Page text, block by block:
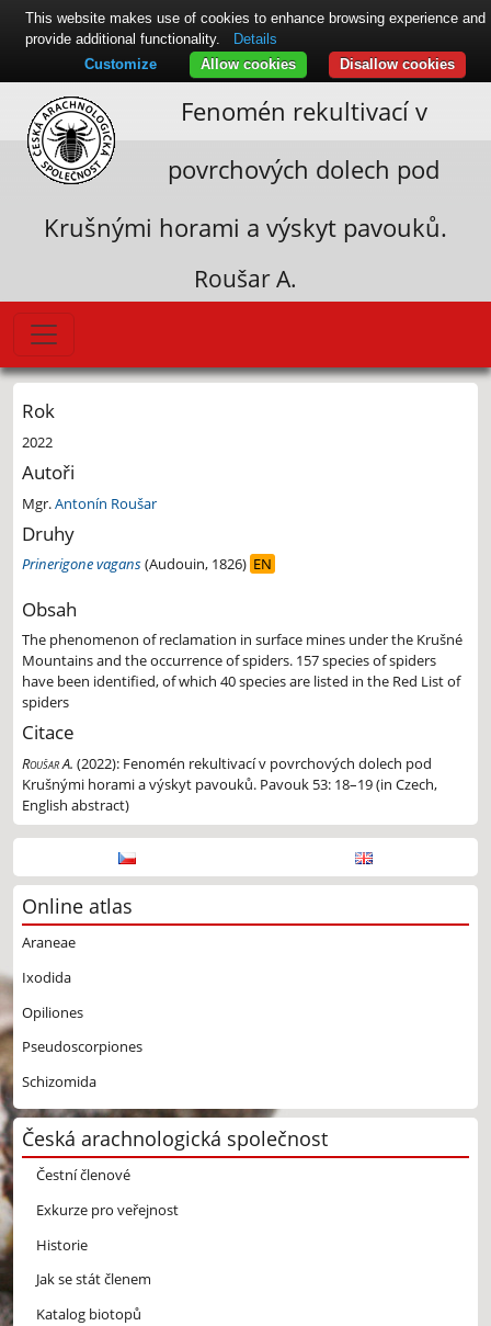
Fenomén rekultivací v
povrchových dolech pod
Krušnými horami a výskyt pavouků.
Roušar A.
Rok
2022
Autoři
Mgr.Antonín Roušar
Druhy
Prinerigone vagans(Audouin, 1826) EN
Obsah
The phenomenon of reclamation in surface mines under the Krušné
Mountains and the occurrence of spiders. 157 species of spiders
have been identified, of which 40 species are listed in the Red List of
spiders
Citace
Roušar A. (2022): Fenomén rekultivací v povrchových dolech pod
Krušnými horami a výskyt pavouků. Pavouk 53: 18–19 (in Czech,
English abstract)
Online atlas
Araneae
Ixodida
Opiliones
Pseudoscorpiones
Schizomida
Česká arachnologická společnost
Čestní členové
Exkurze pro veřejnost
Historie
Jak se stát členem
Katalog biotopů
This website makes use of cookies to enhance browsing experience and
provide additional functionality.
Details
Disallow cookies
Allow cookies
Customize